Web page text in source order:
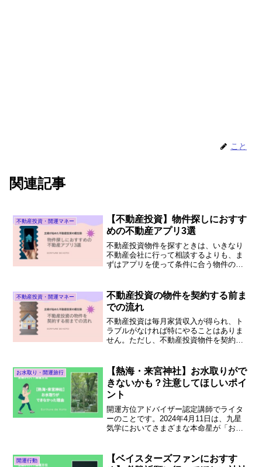
こと
関連記事
不動産投資・開運マネー
【不動産投資】物件探しにおすす
めの不動産アプリ3選
不動産投資物件を探すときは、いきなり
不動産会社に行って相談するよりも、ま
ずはアプリを使って条件に合う物件の目
相場感が身につくからです。この記事で
は、実際に不動産オーナーとなるまでに
活用した不動産アプリを3つ紹介していま
す。ほかのツールについても紹介してい
るので参考にしてください。
不動産投資・開運マネー
不動産投資の物件を契約する前ま
での流れ
不動産投資は毎月家賃収入が得られ、ト
ラブルがなければ特にやることはありま
せん。ただし、不動産投資物件を契約す
物件を売買契約するまでにやること、そ
の流れを解説しています。物件選びのポ
イントも紹介しているので参考にしてく
ださい。
お水取り・開運旅行
【熱海・来宮神社】お水取りがで
きないかも？注意してほしいポイ
ント
開運方位アドバイザー認定講師でライタ
ーのことです。2024年4月11日は、九星
気学においてさまざまな本命星が「お水
たところ、熱海の来宮神社（きのみやじ
んじゃ、正確には來宮...
開運行動
【ベイスターズファンにおすす